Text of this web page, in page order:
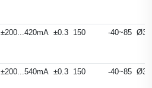
±200...420mA ±0.3 150 -40~85 Ø38
±200...540mA ±0.3 150 -40~85 Ø38